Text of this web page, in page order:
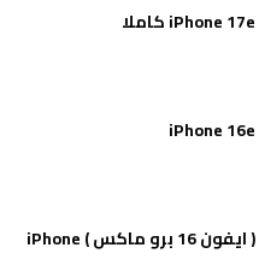
مواصفات وسعر ( ايفون 16 برو ماكس ) iPhone